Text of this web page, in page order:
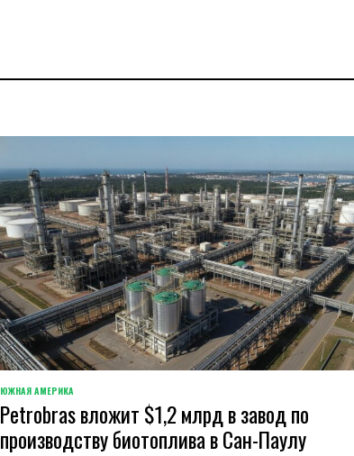
ОПУБЛИКОВАНО
В
ЮЖНАЯ АМЕРИКА
Petrobras вложит $1,2 млрд в завод по
производству биотоплива в Сан-Паулу